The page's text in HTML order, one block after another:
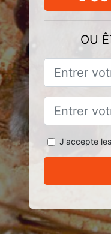
OU
J'accepte les